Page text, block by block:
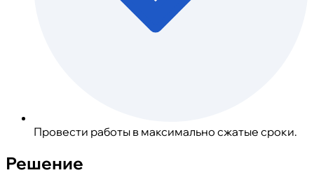
Провести работы в максимально сжатые сроки.
Решение